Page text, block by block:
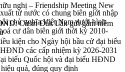
nghị – Friendship Meeting New
Cử tri Đắk Lắk gửi gắm niềm
kiện cho Ngày hội bầu cử đại biểu
các cấp nhiệm kỳ 2026-2031
biểu Quốc hội và đại biểu HĐND
quả, đúng quy định
từ nước có chung biên giới nhập
chủ nghĩa Việt Nam dưới hình
cư dân biên giới thời kỳ 2010-